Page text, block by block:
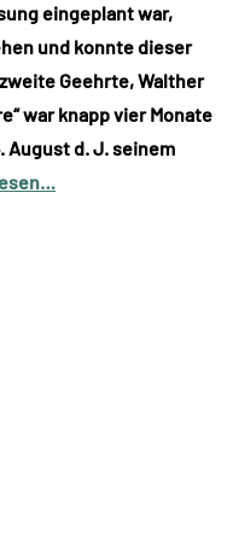
eingeplant war,
und konnte dieser
Geehrte, Walther
war knapp vier Monate
August d. J. seinem